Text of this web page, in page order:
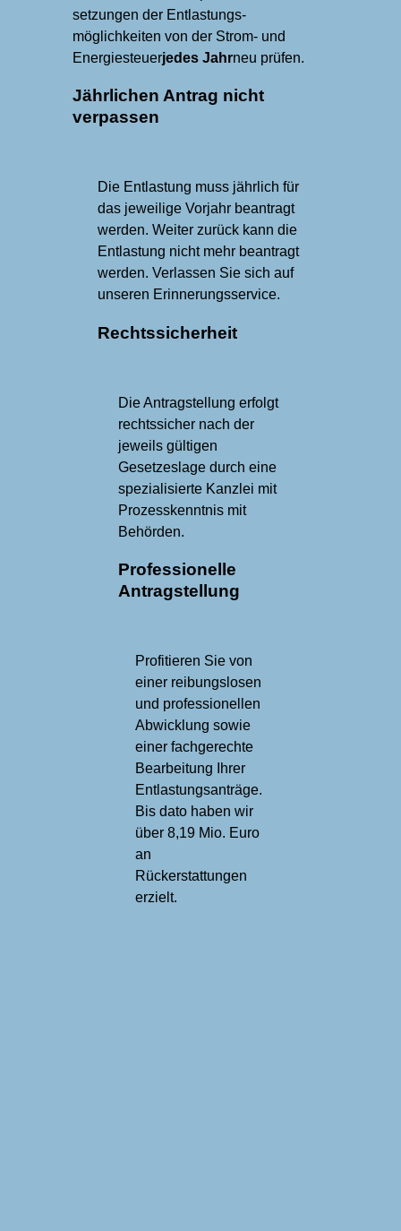
setzungen der Entlastungs­
möglichkeiten von der Strom- und
Energiesteuerjedes Jahrneu prüfen.
Jährlichen Antrag nicht
verpassen
Die Entlastung muss jährlich für
das jeweilige Vorjahr beantragt
werden. Weiter zurück kann die
Entlastung nicht mehr beantragt
werden. Ver­lassen Sie sich auf
unseren Erin­nerungs­service.
Rechtssicherheit
Die Antrag­stellung erfolgt
rechts­sicher nach der
jeweils gültigen
Gesetzes­lage durch eine
spezia­li­sier­te Kanzlei mit
Prozess­kenntnis mit
Behörden.
Professionelle
Antragstellung
Profitieren Sie von
einer reibungs­losen
und professionellen
Abwicklung sowie
einer fachgerechte
Bear­bei­tung Ihrer
Entlastungsanträge.
Bis dato haben wir
über 8,19 Mio. Euro
an
Rückerstattungen
erzielt.